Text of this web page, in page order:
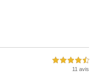
4,5 étoiles sur 5
11 avis